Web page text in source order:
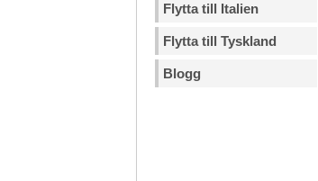
Flytta till Italien
Flytta till Tyskland
Blogg